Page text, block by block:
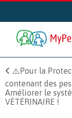
⚠️Pour la
contenant des
Améliorer le
VÉTÉRINAIRE !